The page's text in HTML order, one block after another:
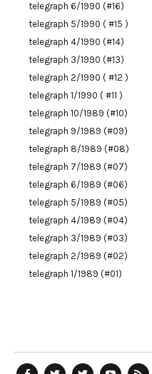
telegraph 6/1990 (#16)
telegraph 5/1990 ( #15 )
telegraph 4/1990 (#14)
telegraph 3/1990 (#13)
telegraph 2/1990 ( #12 )
telegraph 1/1990 ( #11 )
telegraph 10/1989 (#10)
telegraph 9/1989 (#09)
telegraph 8/1989 (#08)
telegraph 7/1989 (#07)
telegraph 6/1989 (#06)
telegraph 5/1989 (#05)
telegraph 4/1989 (#04)
telegraph 3/1989 (#03)
telegraph 2/1989 (#02)
telegraph 1/1989 (#01)